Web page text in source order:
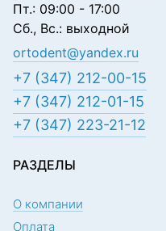
Пт.: 09:00 - 17:00
Сб., Вс.: выходной
ortodent@yandex.ru
+7 (347) 212-00-15
+7 (347) 212-01-15
+7 (347) 223-21-12
РАЗДЕЛЫ
О компании
Оплата